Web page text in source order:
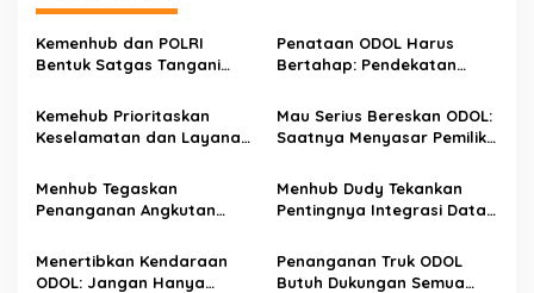
Kemenhub dan POLRI
Bentuk Satgas Tangani
Penataan ODOL Harus
Bertahap: Pendekatan
Komoditas untuk Menjaga
Stabilitas Sistem Logistik
Kemehub Prioritaskan
Keselamatan dan Layanan
Mau Serius Bereskan ODOL:
Saatnya Menyasar Pemilik
Menhub Tegaskan
Penanganan Angkutan
Dilaksanakan
Menhub Dudy Tekankan
Pentingnya Integrasi Data
Angkutan Barang Demi
Tingkatkan Keselamatan
Menertibkan Kendaraan
ODOL: Jangan Hanya
Penanganan Truk ODOL
Butuh Dukungan Semua